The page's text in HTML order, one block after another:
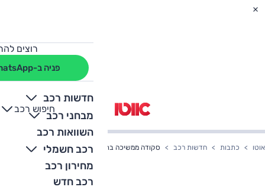
רוצים
פניה ב-WhatsApp
חדשות רכב
מבחני רכב
השוואות רכב
רכב חשמלי
מחירון רכב
רכב חדש
חיפוש רכב
+
-
אוטו כתבות חדשות רכב סקודה ממשיכה בתנופה